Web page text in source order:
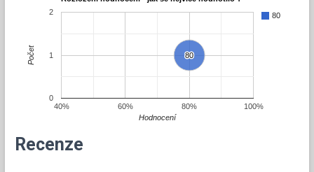
80
80
80
40% 60% 80% 100%
0
1
2
Hodnocení
Počet
Recenze